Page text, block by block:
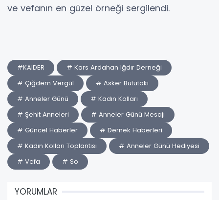
ve vefanın en güzel örneği sergilendi.
#KAIDER
# Kars Ardahan Iğdır Derneği
# Çiğdem Vergül
# Asker Bututaki
# Anneler Günü
# Kadın Kolları
# Şehit Anneleri
# Anneler Günü Mesajı
# Güncel Haberler
# Dernek Haberleri
# Kadın Kolları Toplantısı
# Anneler Günü Hediyesi
# Vefa
# So
YORUMLAR